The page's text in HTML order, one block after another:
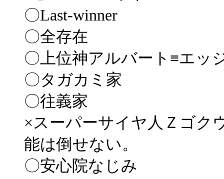
〇Last-winner
〇全存在
〇上位神アルバート≡エッ
〇タガカミ家
〇往義家
×スーパーサイヤ人Ｚゴ
能は倒せない。
〇安心院なじみ